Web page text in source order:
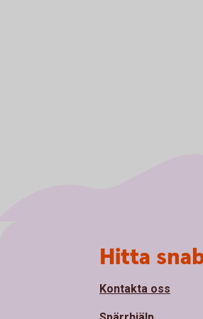
Hitta
Kontakta oss